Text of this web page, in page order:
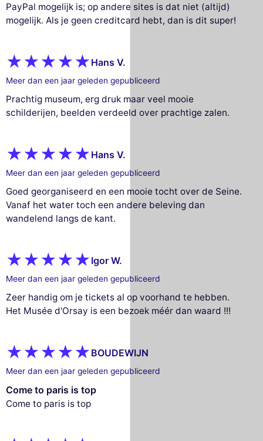
PayPal mogelijk is; op andere sites is dat niet (altijd)
mogelijk. Als je geen creditcard hebt, dan is dit super!
Hans V.
Meer dan een jaar geleden gepubliceerd
Prachtig museum, erg druk maar veel mooie
schilderijen, beelden verdeeld over prachtige zalen.
Hans V.
Meer dan een jaar geleden gepubliceerd
Goed georganiseerd en een mooie tocht over de Seine.
Vanaf het water toch een andere beleving dan
wandelend langs de kant.
Igor W.
Meer dan een jaar geleden gepubliceerd
Zeer handig om je tickets al op voorhand te hebben.
Het Musée d'Orsay is een bezoek méér dan waard !!!
BOUDEWIJN
Meer dan een jaar geleden gepubliceerd
Come to paris is top
Come to paris is top